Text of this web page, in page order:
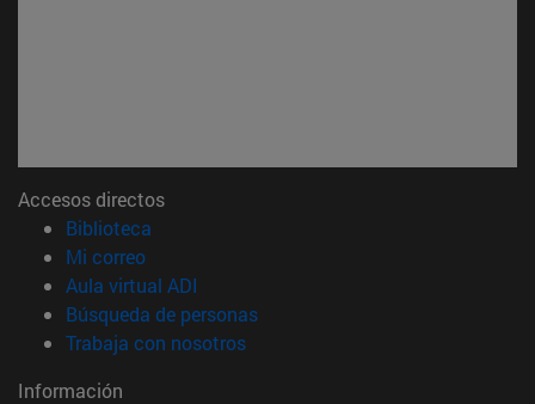
Accesos directos
Biblioteca
Mi correo(abre en nueva ventana)
Aula virtual ADI
Búsqueda de personas(abre en nueva ventana)
Trabaja con nosotros(abre en nueva ventana)
Información